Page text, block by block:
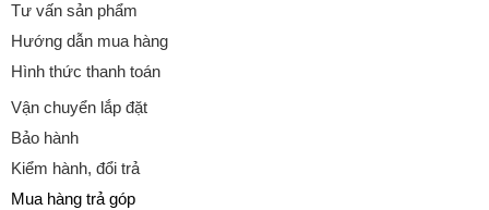
Tư vấn sản phẩm
Hướng dẫn mua hàng
Hình thức thanh toán
Vận chuyển lắp đặt
Bảo hành
Kiểm hành, đổi trả
Mua hàng trả góp